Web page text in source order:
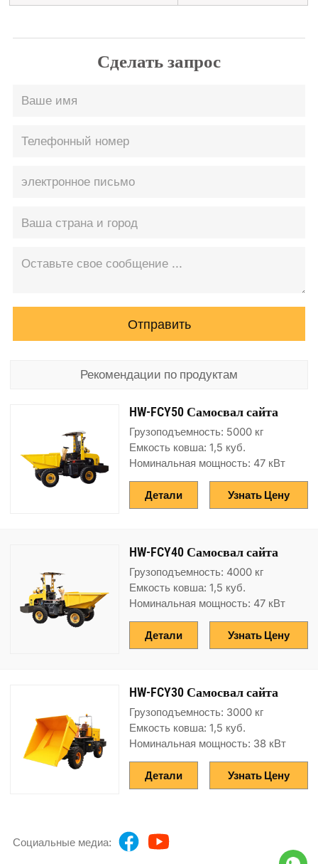
Сделать запрос
Отправить
Рекомендации по продуктам
HW-FCY50 Самосвал сайта
Грузоподъемность: 5000 кг
Емкость ковша: 1,5 куб.
Номинальная мощность: 47 кВт
Узнать Цену
Детали
HW-FCY40 Самосвал сайта
Грузоподъемность: 4000 кг
Емкость ковша: 1,5 куб.
Номинальная мощность: 47 кВт
Узнать Цену
Детали
HW-FCY30 Самосвал сайта
Грузоподъемность: 3000 кг
Емкость ковша: 1,5 куб.
Номинальная мощность: 38 кВт
Узнать Цену
Детали
Социальные медиа: